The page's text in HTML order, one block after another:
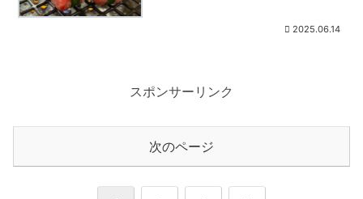
2025.06.14
スポンサーリンク
次のページ